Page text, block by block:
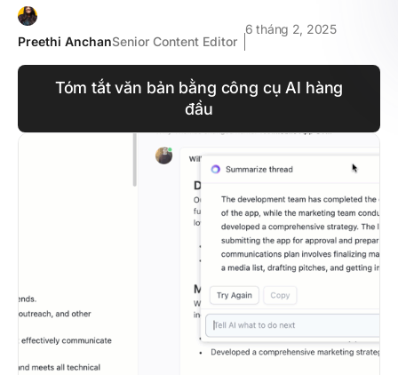
Preethi AnchanSenior Content Editor
6 tháng 2, 2025
Tóm tắt văn bản bằng công cụ AI hàng
đầu